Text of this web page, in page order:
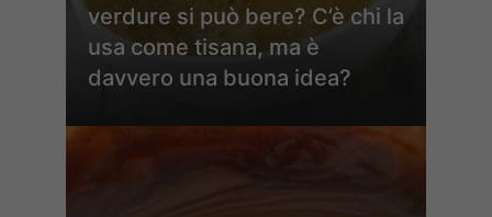
verdure si può bere? C’è chi la
usa come tisana, ma è
davvero una buona idea?